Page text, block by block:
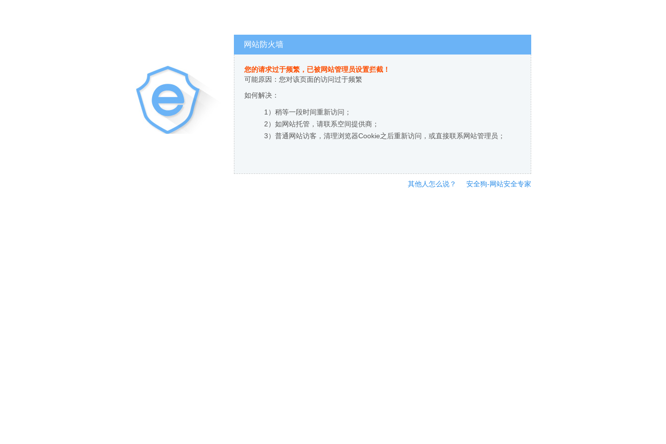
网站防火墙
您的请求过于频繁，已被网站管理员设置拦截！
可能原因：您对该页面的访问过于频繁
如何解决：
1）稍等一段时间重新访问；
2）如网站托管，请联系空间提供商；
3）普通网站访客，清理浏览器Cookie之后重新访问，或直接联系网站管理员；
其他人怎么说？ 安全狗-网站安全专家